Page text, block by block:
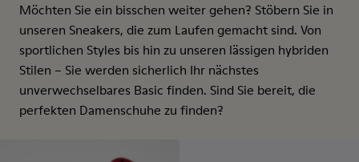
Möchten Sie ein bisschen weiter gehen? Stöbern Sie in
unseren Sneakers, die zum Laufen gemacht sind. Von
sportlichen Styles bis hin zu unseren lässigen hybriden
Stilen – Sie werden sicherlich Ihr nächstes
unverwechselbares Basic finden. Sind Sie bereit, die
perfekten Damenschuhe zu finden?